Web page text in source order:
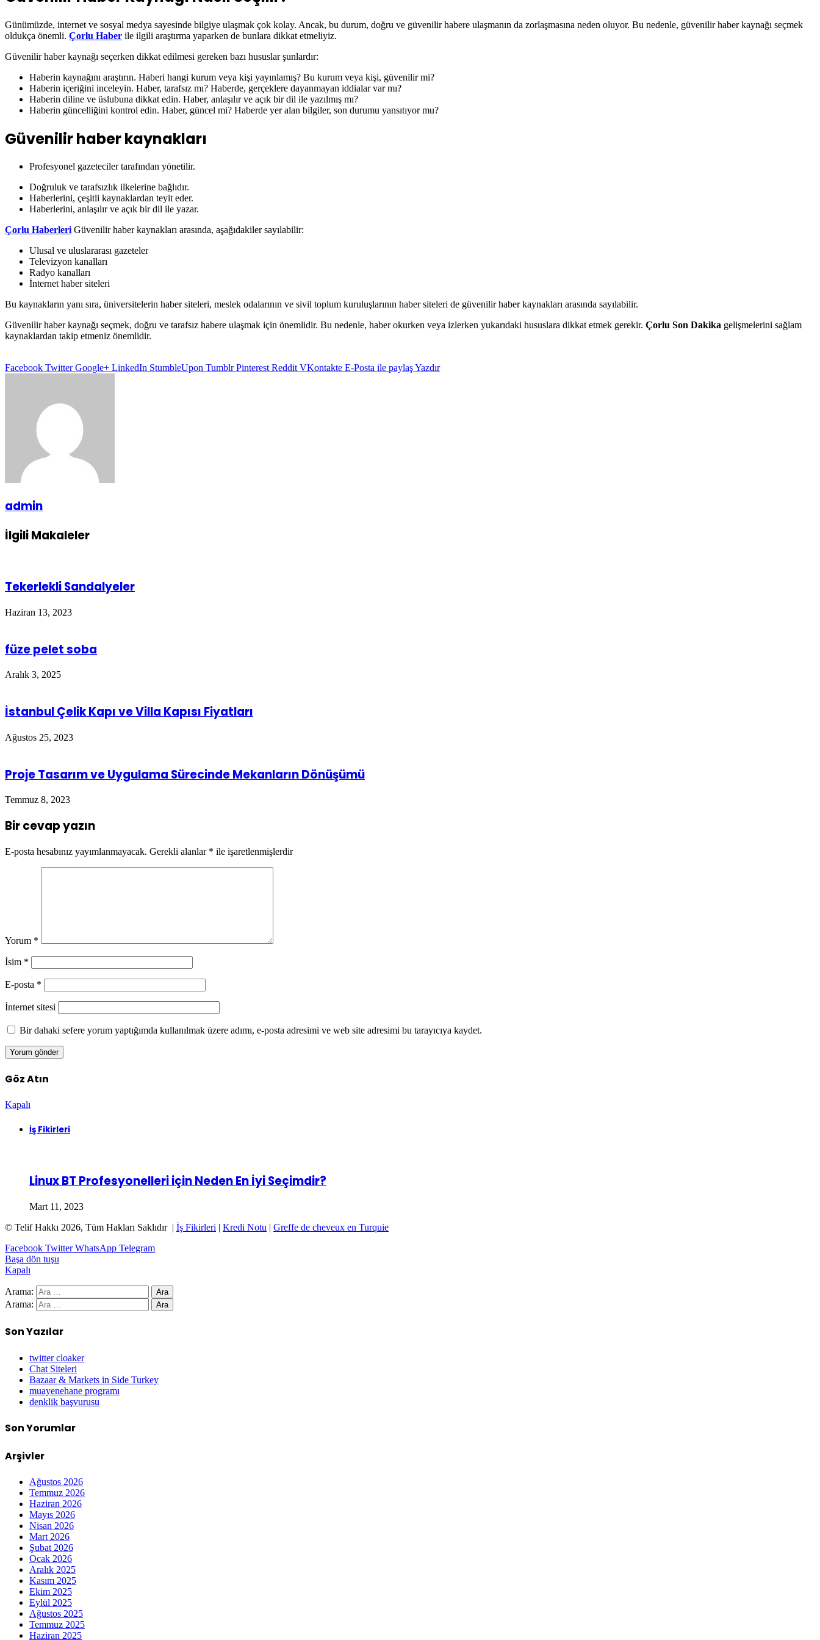
Günümüzde, internet ve sosyal medya sayesinde bilgiye ulaşmak çok kolay. Ancak, bu durum, doğru ve güvenilir habere ulaşmanın da zorlaşmasına neden oluyor. Bu nedenle, güvenilir haber kaynağı seçmek
oldukça önemli. Çorlu Haber ile ilgili araştırma yaparken de bunlara dikkat etmeliyiz.
Güvenilir haber kaynağı seçerken dikkat edilmesi gereken bazı hususlar şunlardır:
Haberin kaynağını araştırın. Haberi hangi kurum veya kişi yayınlamış? Bu kurum veya kişi, güvenilir mi?
Haberin içeriğini inceleyin. Haber, tarafsız mı? Haberde, gerçeklere dayanmayan iddialar var mı?
Haberin diline ve üslubuna dikkat edin. Haber, anlaşılır ve açık bir dil ile yazılmış mı?
Haberin güncelliğini kontrol edin. Haber, güncel mi? Haberde yer alan bilgiler, son durumu yansıtıyor mu?
Güvenilir haber kaynakları
Profesyonel gazeteciler tarafından yönetilir.
Doğruluk ve tarafsızlık ilkelerine bağlıdır.
Haberlerini, çeşitli kaynaklardan teyit eder.
Haberlerini, anlaşılır ve açık bir dil ile yazar.
Çorlu HaberleriGüvenilir haber kaynakları arasında, aşağıdakiler sayılabilir:
Ulusal ve uluslararası gazeteler
Televizyon kanalları
Radyo kanalları
İnternet haber siteleri
Bu kaynakların yanı sıra, üniversitelerin haber siteleri, meslek odalarının ve sivil toplum kuruluşlarının haber siteleri de güvenilir haber kaynakları arasında sayılabilir.
Güvenilir haber kaynağı seçmek, doğru ve tarafsız habere ulaşmak için önemlidir. Bu nedenle, haber okurken veya izlerken yukarıdaki hususlara dikkat etmek gerekir. Çorlu Son Dakika gelişmelerini sağlam
kaynaklardan takip etmeniz önemlidir.
Facebook Twitter Google+ LinkedIn StumbleUpon Tumblr Pinterest Reddit VKontakte E-Posta ile paylaşYazdır
admin
İlgili Makaleler
Tekerlekli Sandalyeler
Haziran 13, 2023
füze pelet soba
Aralık 3, 2025
İstanbul Çelik Kapı ve Villa Kapısı Fiyatları
Ağustos 25, 2023
Proje Tasarım ve Uygulama Sürecinde Mekanların Dönüşümü
Temmuz 8, 2023
Bir cevap yazın
E-posta hesabınız yayımlanmayacak. Gerekli alanlar * ile işaretlenmişlerdir
Yorum *
İsim *
E-posta *
İnternet sitesi
Bir dahaki sefere yorum yaptığımda kullanılmak üzere adımı, e-posta adresimi ve web site adresimi bu tarayıcıya kaydet.
Göz Atın
Kapalı
İş Fikirleri
Linux BT Profesyonelleri için Neden En İyi Seçimdir?
Mart 11, 2023
© Telif Hakkı 2026, Tüm Hakları Saklıdır | İş Fikirleri | Kredi Notu | Greffe de cheveux en Turquie
Facebook Twitter WhatsApp Telegram
Başa dön tuşu
Kapalı
Arama:
Arama:
Son Yazılar
twitter cloaker
Chat Siteleri
Bazaar & Markets in Side Turkey
muayenehane programı
denklik başvurusu
Son Yorumlar
Arşivler
Ağustos 2026
Temmuz 2026
Haziran 2026
Mayıs 2026
Nisan 2026
Mart 2026
Şubat 2026
Ocak 2026
Aralık 2025
Kasım 2025
Ekim 2025
Eylül 2025
Ağustos 2025
Temmuz 2025
Haziran 2025